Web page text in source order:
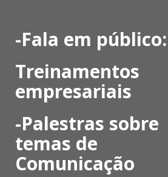
-Fala em público:
Treinamentos
empresariais
-Palestras sobre
temas de
Comunicação